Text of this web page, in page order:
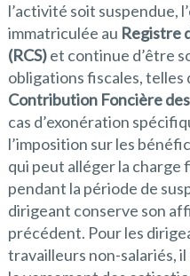
l’activité soit suspendue,
immatriculée au Registre
(RCS)et continue d’être
obligations fiscales, telles
Contribution Foncière
cas d’exonération
l’imposition sur les
qui peut alléger la charge
pendant la période de
dirigeant conserve son
précédent. Pour les
travailleurs non-salariés,